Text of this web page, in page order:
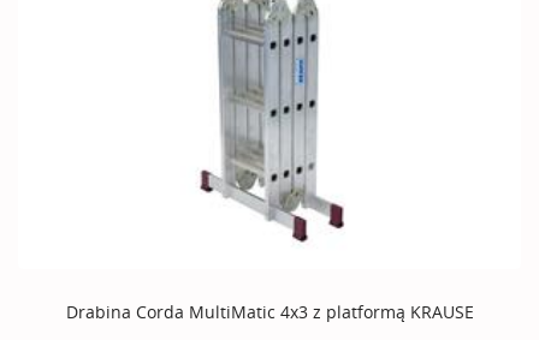
Drabina Corda MultiMatic 4x3 z platformą KRAUSE